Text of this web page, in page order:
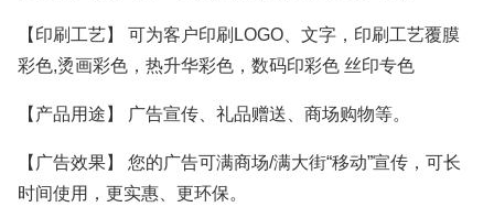
【印刷工艺】 可为客户印刷LOGO、文字，印刷工艺覆膜
彩色,烫画彩色，热升华彩色，数码印彩色 丝印专色
【产品用途】 广告宣传、礼品赠送、商场购物等。
【广告效果】 您的广告可满商场/满大街“移动”宣传，可长
时间使用，更实惠、更环保。